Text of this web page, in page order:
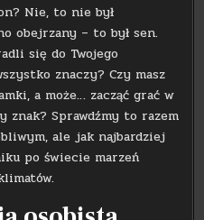
Nie, to nie był
obejrzany – to był sen.
się do Twojego
znaczy? Czy masz
a może… zacząć grać w
Sprawdźmy to razem
ale jak najbardziej
po świecie marzeń